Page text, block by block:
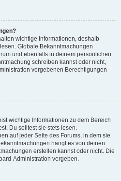
wichtige Informationen, deshalb
Globale Bekanntmachungen
und ebenfalls in deinem persönlichen
schreiben kannst oder nicht,
vergebenen Berechtigungen
wichtige Informationen zu dem Bereich
Du solltest sie stets lesen.
auf jeder Seite des Forums, in dem sie
hängt es von deinen
erstellen kannst oder nicht. Die
Administration vergeben.